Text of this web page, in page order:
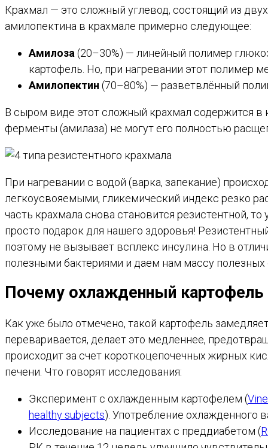
Крахмал — это сложный углевод, состоящий из
амилопектина в крахмале примерно следующее:
Амилоза (20–30%) — линейный полимер
картофель. Но, при нагревании этот полимер
Амилопектин (70–80%) — разветвлённый
В сыром виде этот сложный крахмал содержится в
ферменты (амилаза) не могут его полностью
При нагревании с водой (варка, запекание)
легкоусвояемыми, гликемический индекс резко
часть крахмала снова становится резистентной,
просто подарок для нашего здоровья!
поэтому не вызывает всплекс инсулина. Но в
полезными бактериями и даем нам массу полезных
Почему охлажденный картофель
Как уже было отмечено, такой картофель
переваривается, делает это медленнее,
происходит за счет короткоцепочечных жирных
печени. Что говорят исследования:
Эксперимент с охлажденным картофелем (
healthy subjects). Употребление охлажденного
Исследование на пациентах с преддиабетом (